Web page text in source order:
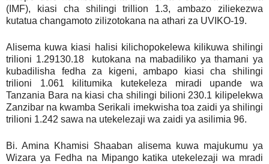
(IMF), kiasi cha shilingi trillion 1.3, ambazo ziliekezwa
kutatua changamoto zilizotokana na athari za UVIKO-19.
Alisema kuwa kiasi halisi kilichopokelewa kilikuwa shilingi
trilioni 1.29130.18 kutokana na mabadiliko ya thamani ya
kubadilisha fedha za kigeni, ambapo kiasi cha shilingi
trilioni 1.061 kilitumika kutekeleza miradi upande wa
Tanzania Bara na kiasi cha shilingi bilioni 230.1 kilipelekwa
Zanzibar na kwamba Serikali imekwisha toa zaidi ya shilingi
trilioni 1.242 sawa na utekelezaji wa zaidi ya asilimia 96.
Bi. Amina Khamisi Shaaban alisema kuwa majukumu ya
Wizara ya Fedha na Mipango katika utekelezaji wa mradi